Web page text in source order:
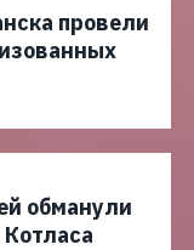
провели
обманули